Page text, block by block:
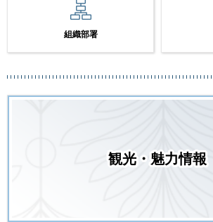
組織部署
観光・魅力情報